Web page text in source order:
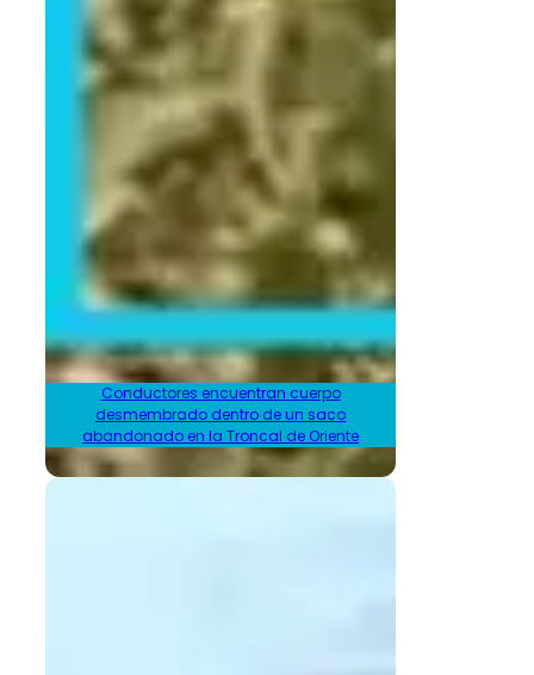
Conductores encuentran cuerpo
desmembrado dentro de un saco
abandonado en la Troncal de Oriente